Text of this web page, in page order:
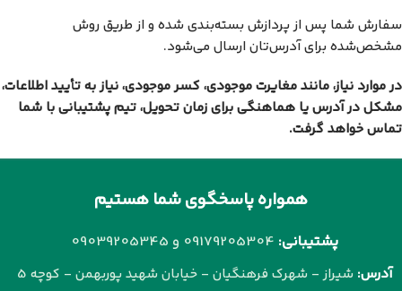
سفارش شما پس از پردازش بسته‌بندی شده و از طریق روش
مشخص‌شده برای آدرس‌تان ارسال می‌شود.
در موارد نیاز، مانند مغایرت موجودی، کسر موجودی، نیاز به تأیید اطلاعات،
مشکل در آدرس یا هماهنگی برای زمان تحویل، تیم پشتیبانی با شما
تماس خواهد گرفت.
همواره پاسخگوی شما هستیم
پشتیبانی: 09179205304 و 09039205345
آدرس: شیراز - شهرک فرهنگیان - خیابان شهید پوربهمن - کوچه 5